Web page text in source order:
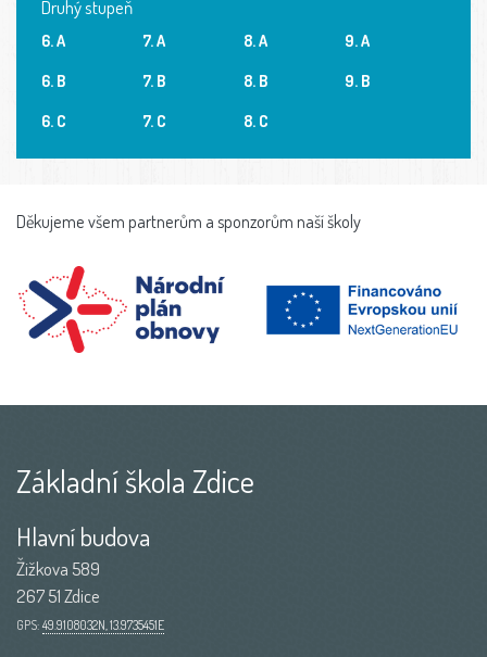
Druhý stupeň
6. A
6. B
6. C
7. A
7. B
7. C
8. A
8. B
8. C
9. A
9. B
Děkujeme všem partnerům a sponzorům naší školy
Základní škola Zdice
Hlavní budova
Žižkova 589
267 51 Zdice
GPS: 49.9108032N, 13.9735451E